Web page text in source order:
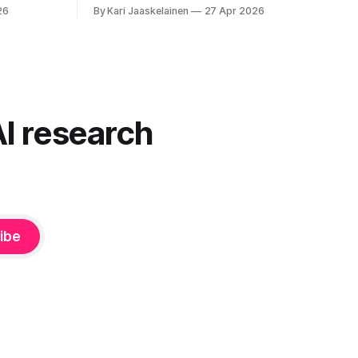
puolestasi, mitä olit ehkä sanomassa.
By Kari Jaaskelainen 27 Apr 2026
research